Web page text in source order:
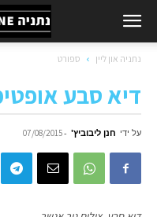
נתניה און ליין ספורט
דיא סבע
על ידי חנן ליבוביץ' -
07/08/2015